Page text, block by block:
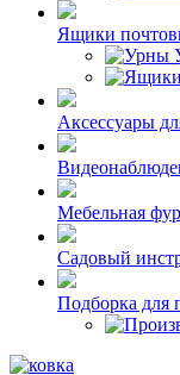
Ящики
Аксессуары
Мебельная
Садовый
Подборка для